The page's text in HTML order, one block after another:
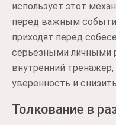
использует этот
перед важным
приходят перед
серьезными личными
внутренний
уверенность и
Толкование в